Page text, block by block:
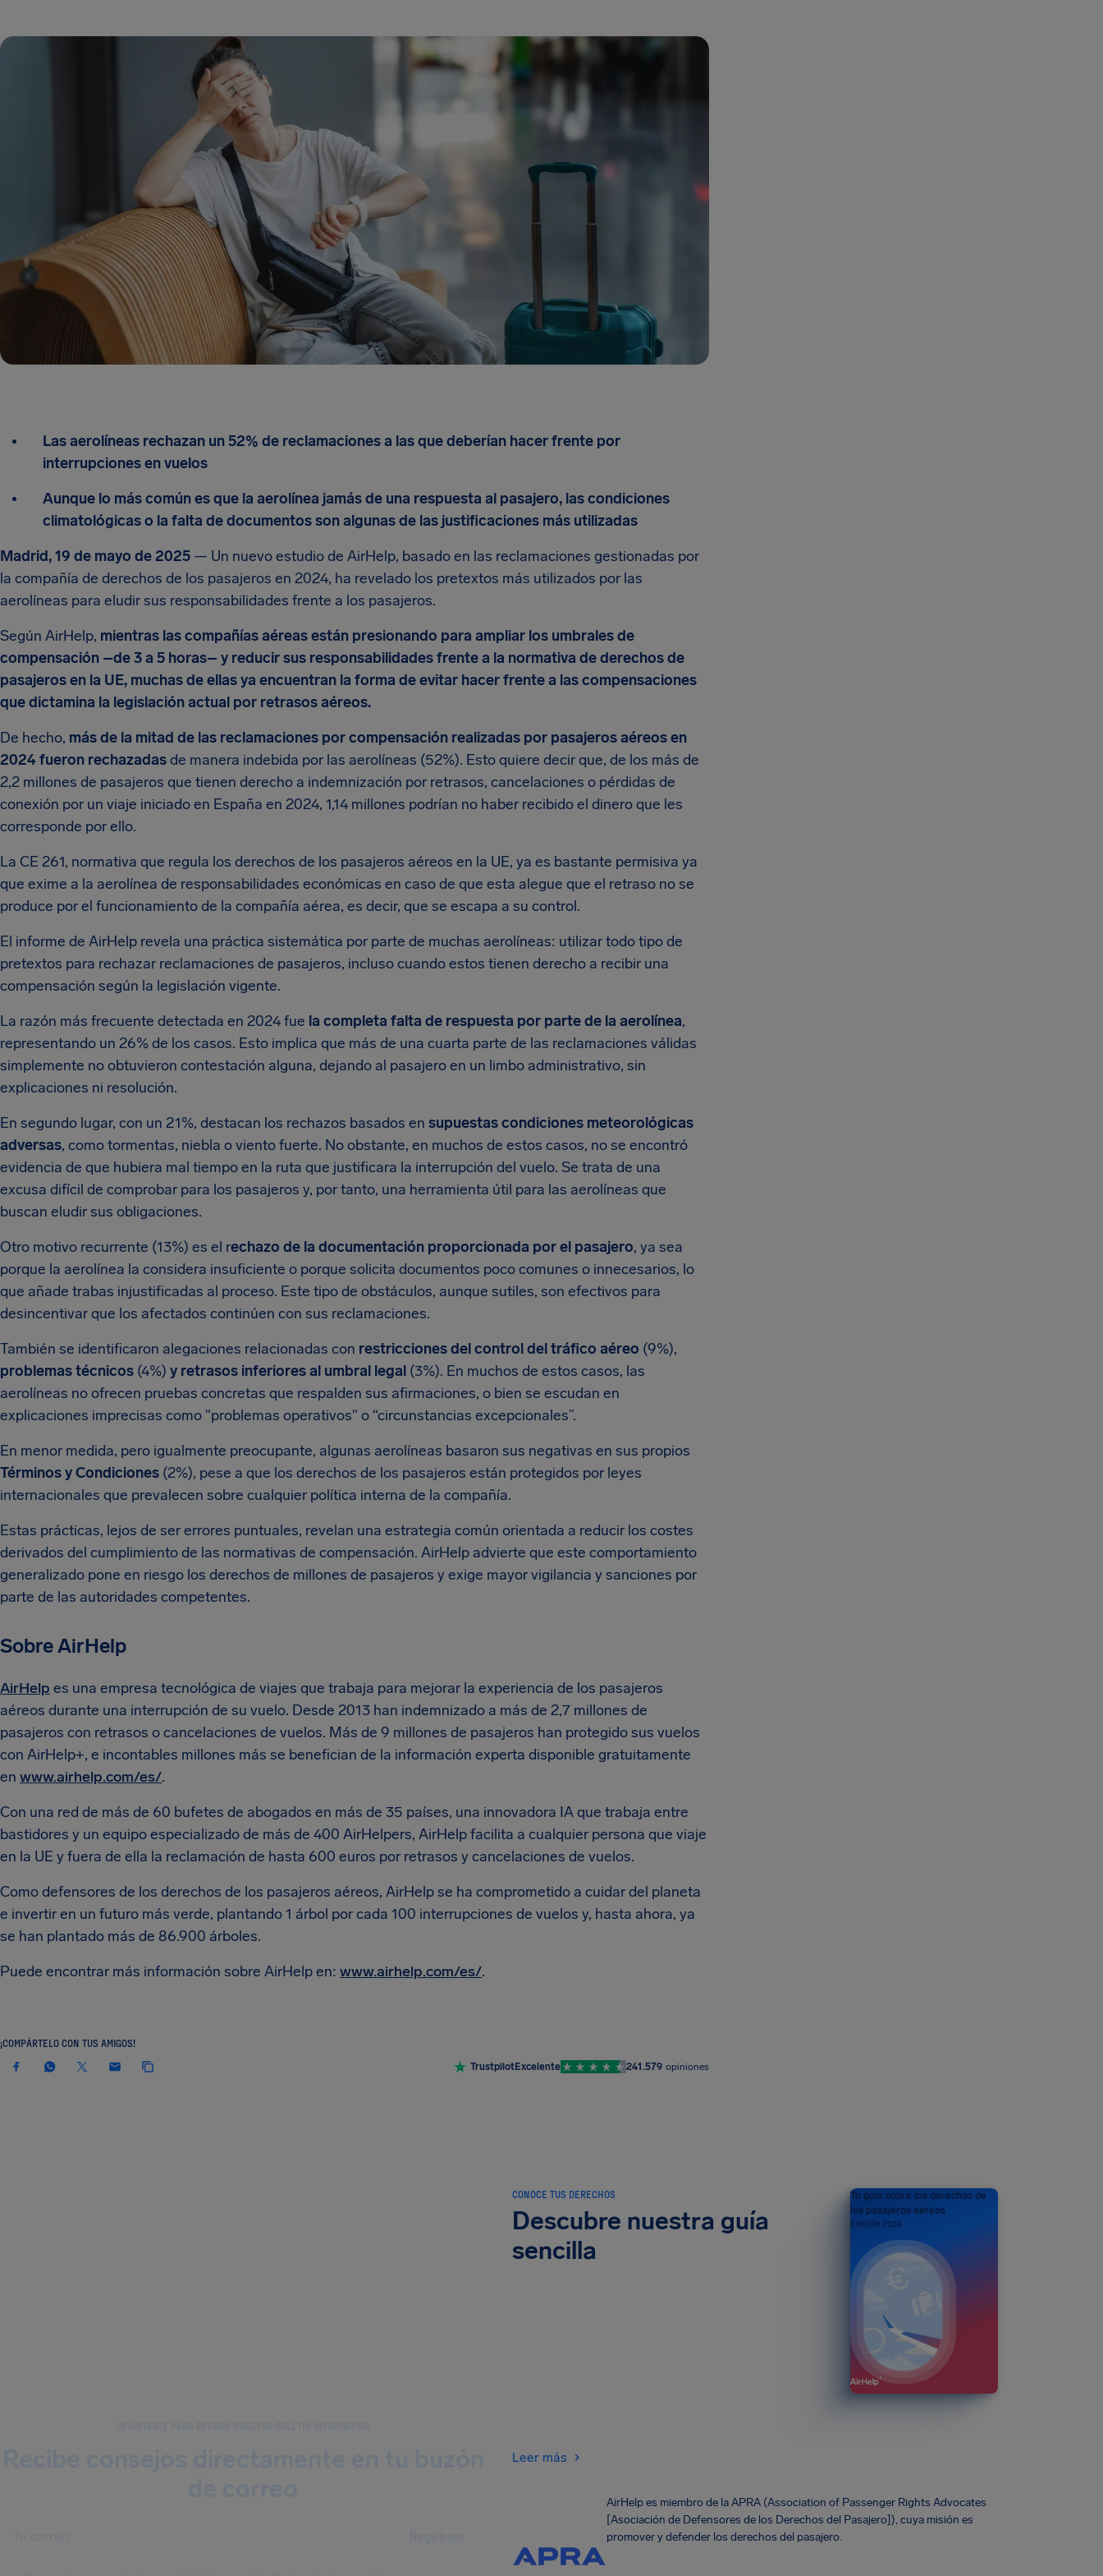
Las aerolíneas rechazan un 52% de reclamaciones a las que deberían hacer frente por
interrupciones en vuelos
Aunque lo más común es que la aerolínea jamás de una respuesta al pasajero, las condiciones
climatológicas o la falta de documentos son algunas de las justificaciones más utilizadas
Madrid, 19 de mayo de 2025 — Un nuevo estudio de AirHelp, basado en las reclamaciones gestionadas por
la compañía de derechos de los pasajeros en 2024, ha revelado los pretextos más utilizados por las
aerolíneas para eludir sus responsabilidades frente a los pasajeros.
Según AirHelp, mientras las compañías aéreas están presionando para ampliar los umbrales de
compensación –de 3 a 5 horas– y reducir sus responsabilidades frente a la normativa de derechos de
pasajeros en la UE, muchas de ellas ya encuentran la forma de evitar hacer frente a las compensaciones
que dictamina la legislación actual por retrasos aéreos.
De hecho, más de la mitad de las reclamaciones por compensación realizadas por pasajeros aéreos en
2024 fueron rechazadasde manera indebida por las aerolíneas (52%). Esto quiere decir que, de los más de
2,2 millones de pasajeros que tienen derecho a indemnización por retrasos, cancelaciones o pérdidas de
conexión por un viaje iniciado en España en 2024, 1,14 millones podrían no haber recibido el dinero que les
corresponde por ello.
La CE 261, normativa que regula los derechos de los pasajeros aéreos en la UE, ya es bastante permisiva ya
que exime a la aerolínea de responsabilidades económicas en caso de que esta alegue que el retraso no se
produce por el funcionamiento de la compañía aérea, es decir, que se escapa a su control.
El informe de AirHelp revela una práctica sistemática por parte de muchas aerolíneas: utilizar todo tipo de
pretextos para rechazar reclamaciones de pasajeros, incluso cuando estos tienen derecho a recibir una
compensación según la legislación vigente.
La razón más frecuente detectada en 2024 fue la completa falta de respuesta por parte de la aerolínea,
representando un 26% de los casos. Esto implica que más de una cuarta parte de las reclamaciones válidas
simplemente no obtuvieron contestación alguna, dejando al pasajero en un limbo administrativo, sin
explicaciones ni resolución.
En segundo lugar, con un 21%, destacan los rechazos basados en supuestas condiciones meteorológicas
adversas, como tormentas, niebla o viento fuerte. No obstante, en muchos de estos casos, no se encontró
evidencia de que hubiera mal tiempo en la ruta que justificara la interrupción del vuelo. Se trata de una
excusa difícil de comprobar para los pasajeros y, por tanto, una herramienta útil para las aerolíneas que
buscan eludir sus obligaciones.
Otro motivo recurrente (13%) es el rechazo de la documentación proporcionada por el pasajero, ya sea
porque la aerolínea la considera insuficiente o porque solicita documentos poco comunes o innecesarios, lo
que añade trabas injustificadas al proceso. Este tipo de obstáculos, aunque sutiles, son efectivos para
desincentivar que los afectados continúen con sus reclamaciones.
También se identificaron alegaciones relacionadas con restricciones del control del tráfico aéreo (9%),
problemas técnicos (4%) y retrasos inferiores al umbral legal (3%). En muchos de estos casos, las
aerolíneas no ofrecen pruebas concretas que respalden sus afirmaciones, o bien se escudan en
explicaciones imprecisas como "problemas operativos" o “circunstancias excepcionales”.
En menor medida, pero igualmente preocupante, algunas aerolíneas basaron sus negativas en sus propios
Términos y Condiciones (2%), pese a que los derechos de los pasajeros están protegidos por leyes
internacionales que prevalecen sobre cualquier política interna de la compañía.
Estas prácticas, lejos de ser errores puntuales, revelan una estrategia común orientada a reducir los costes
derivados del cumplimiento de las normativas de compensación. AirHelp advierte que este comportamiento
generalizado pone en riesgo los derechos de millones de pasajeros y exige mayor vigilancia y sanciones por
parte de las autoridades competentes.
Sobre AirHelp
AirHelp es una empresa tecnológica de viajes que trabaja para mejorar la experiencia de los pasajeros
aéreos durante una interrupción de su vuelo. Desde 2013 han indemnizado a más de 2,7 millones de
pasajeros con retrasos o cancelaciones de vuelos. Más de 9 millones de pasajeros han protegido sus vuelos
con AirHelp+, e incontables millones más se benefician de la información experta disponible gratuitamente
en www.airhelp.com/es/.
Con una red de más de 60 bufetes de abogados en más de 35 países, una innovadora IA que trabaja entre
bastidores y un equipo especializado de más de 400 AirHelpers, AirHelp facilita a cualquier persona que viaje
en la UE y fuera de ella la reclamación de hasta 600 euros por retrasos y cancelaciones de vuelos.
Como defensores de los derechos de los pasajeros aéreos, AirHelp se ha comprometido a cuidar del planeta
e invertir en un futuro más verde, plantando 1 árbol por cada 100 interrupciones de vuelos y, hasta ahora, ya
se han plantado más de 86.900 árboles.
Puede encontrar más información sobre AirHelp en: www.airhelp.com/es/.
¡COMPÁRTELO CON TUS AMIGOS!
TrustpilotExcelente 241.579 opiniones
CONOCE TUS DERECHOS
Descubre nuestra guía
sencilla
Leer más
Tu guía sobre los derechos de
los pasajeros aéreos
EDICIÓN 2026
AirHelp es miembro de la APRA (Association of Passenger Rights Advocates
[Asociación de Defensores de los Derechos del Pasajero]), cuya misión es
promover y defender los derechos del pasajero.